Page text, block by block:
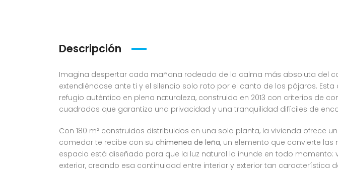
Descripción
Imagina despertar cada mañana rodeado de la calma más absoluta del
extendiéndose ante ti y el silencio solo roto por el canto de los pájaros.
refugio auténtico en plena naturaleza, construido en 2013 con criterios de
cuadrados que garantiza una privacidad y una tranquilidad difíciles de
Con 180 m² construidos distribuidos en una sola planta, la vivienda ofrece
comedor te recibe con su chimenea de leña, un elemento que convierte
espacio está diseñado para que la luz natural lo inunde en todo
exterior, creando esa continuidad entre interior y exterior tan característica